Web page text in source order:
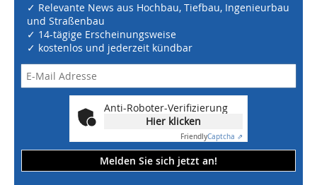
✓ Relevante News aus Hochbau, Tiefbau, Ingenieurbau
und Straßenbau
✓ 14-tägige Erscheinungsweise
✓ kostenlos und jederzeit kündbar
Anti-Roboter-Verifizierung
Hier klicken
FriendlyCaptcha ⇗
Melden Sie sich jetzt an!